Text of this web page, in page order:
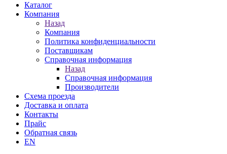
Каталог
Компания
Назад
Компания
Политика конфиденциальности
Поставщикам
Справочная информация
Назад
Справочная информация
Производители
Схема проезда
Доставка и оплата
Контакты
Прайс
Обратная связь
EN